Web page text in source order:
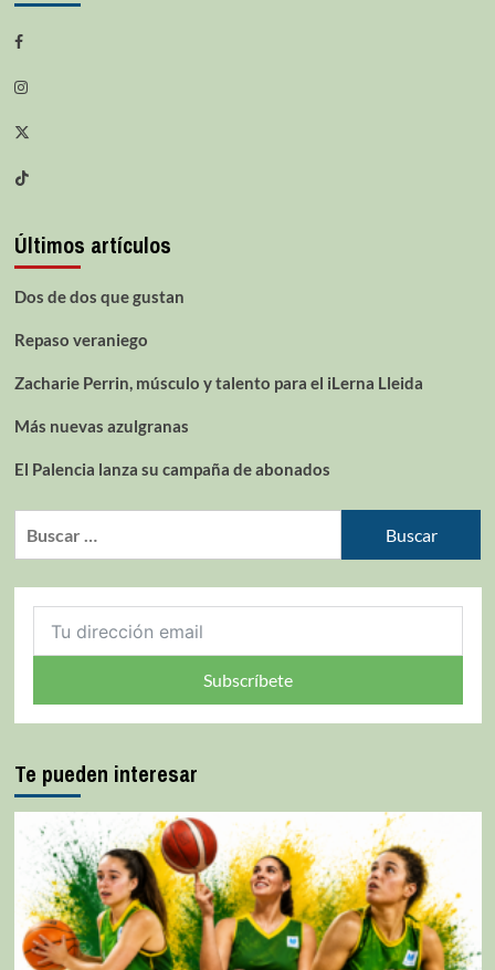
Últimos artículos
Dos de dos que gustan
Repaso veraniego
Zacharie Perrin, músculo y talento para el iLerna Lleida
Más nuevas azulgranas
El Palencia lanza su campaña de abonados
Subscríbete
Te pueden interesar